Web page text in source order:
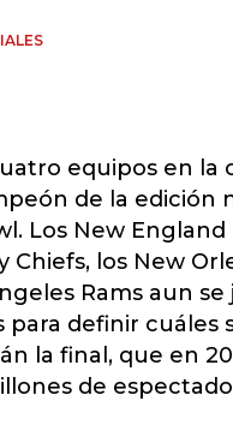
equipos en la
de la edición
Los New England
Chiefs, los New
Rams aun
para definir cuáles
la final, que en
de